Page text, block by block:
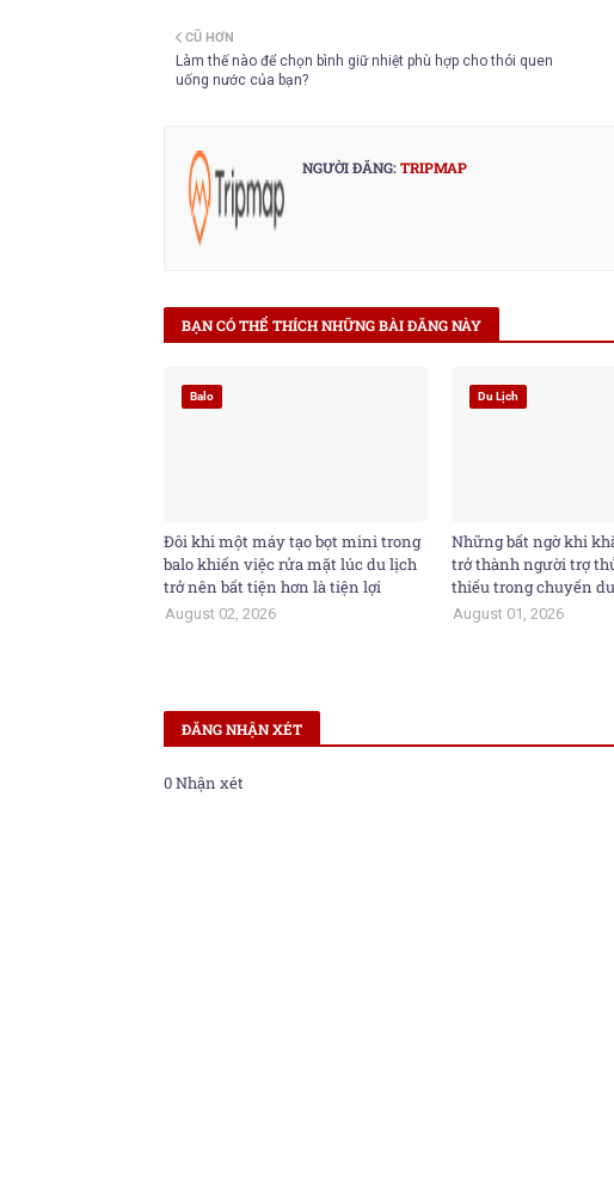
CŨ HƠN
Làm thế nào để chọn bình giữ nhiệt phù hợp cho thói quen
uống nước của bạn?
NGƯỜI ĐĂNG:TRIPMAP
BẠN CÓ THỂ THÍCH NHỮNG BÀI ĐĂNG NÀY
Balo
Đôi khi một máy tạo bọt mini trong
balo khiến việc rửa mặt lúc du lịch
trở nên bất tiện hơn là tiện lợi
August 02, 2026
Du Lịch
Những bất ngờ khi
trở thành người trợ
thiếu trong chuyến
August 01, 2026
ĐĂNG NHẬN XÉT
0 Nhận xét